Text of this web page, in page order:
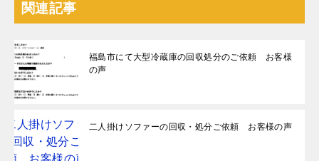
関連記事
福島市にて大型冷蔵庫の回収処分のご依頼 お客様
の声
二人掛けソファーの回収・処分ご依頼 お客様の声